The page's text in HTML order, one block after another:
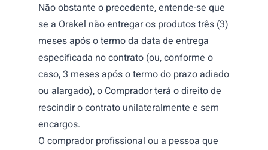
Não obstante o precedente, entende-se que
se a Orakel não entregar os produtos três (3)
meses após o termo da data de entrega
especificada no contrato (ou, conforme o
caso, 3 meses após o termo do prazo adiado
ou alargado), o Comprador terá o direito de
rescindir o contrato unilateralmente e sem
encargos.
O comprador profissional ou a pessoa que